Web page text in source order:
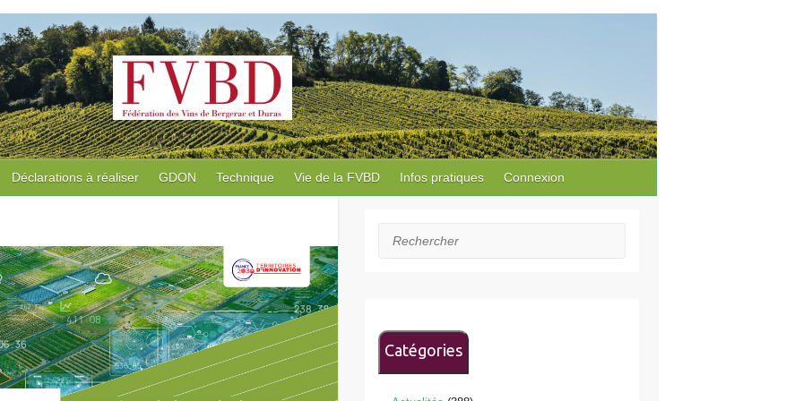
Déclarations à réaliser GDON Technique Vie de la FVBD Infos pratiques Connexion
Rechercher
Catégories